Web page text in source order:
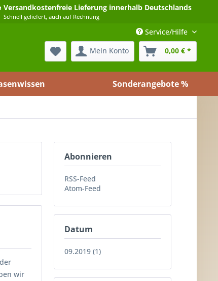
Versandkostenfreie Lieferung innerhalb Deutschlands
Schnell geliefert, auch auf Rechnung
Service/Hilfe
Mein Konto
0,00 € *
Sonderangebote %
Abonnieren
RSS-Feed
Atom-Feed
Datum
09.2019 (1)
wir